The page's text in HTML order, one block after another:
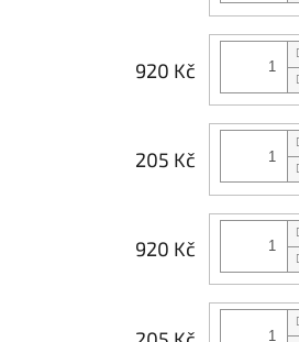
920 Kč
205 Kč
920 Kč